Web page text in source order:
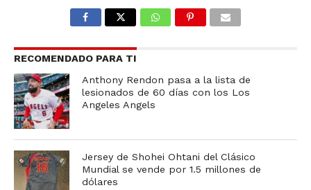
RECOMENDADO PARA TI
Anthony Rendon pasa a la lista de
lesionados de 60 días con los Los
Angeles Angels
Jersey de Shohei Ohtani del Clásico
Mundial se vende por 1.5 millones de
dólares